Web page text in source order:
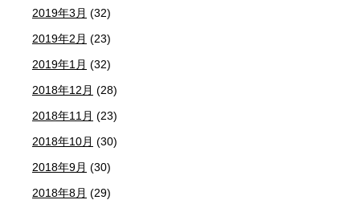
2019年3月 (32)
2019年2月 (23)
2019年1月 (32)
2018年12月 (28)
2018年11月 (23)
2018年10月 (30)
2018年9月 (30)
2018年8月 (29)